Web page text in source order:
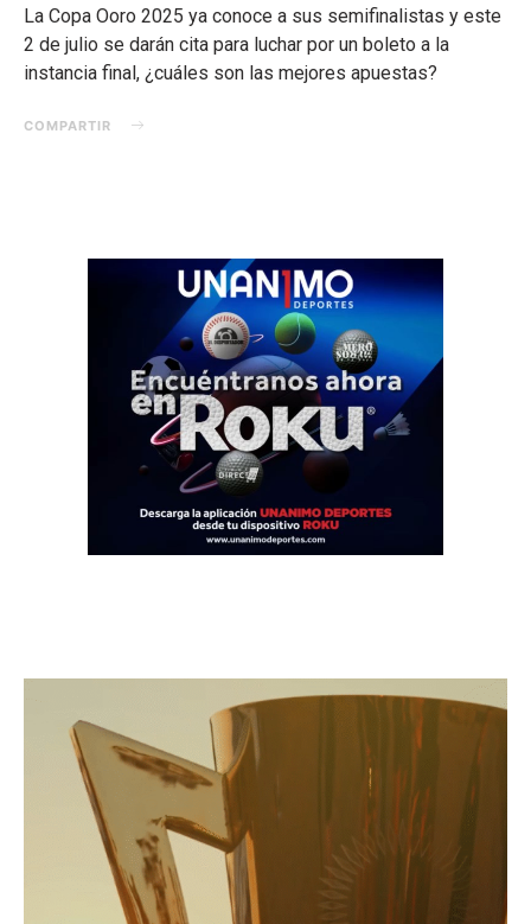
La Copa Ooro 2025 ya conoce a sus semifinalistas y este
2 de julio se darán cita para luchar por un boleto a la
instancia final, ¿cuáles son las mejores apuestas?
COMPARTIR